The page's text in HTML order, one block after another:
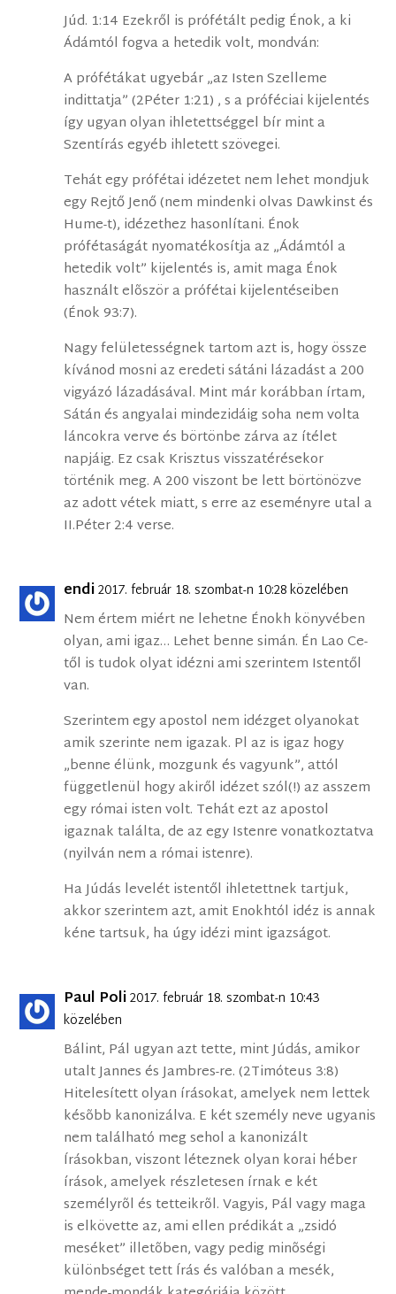
Júd. 1:14 Ezekről is prófétált pedig Énok, a ki
Ádámtól fogva a hetedik volt, mondván:
A prófétákat ugyebár „az Isten Szelleme
indittatja” (2Péter 1:21) , s a próféciai kijelentés
így ugyan olyan ihletettséggel bír mint a
Szentírás egyéb ihletett szövegei.
Tehát egy prófétai idézetet nem lehet mondjuk
egy Rejtő Jenő (nem mindenki olvas Dawkinst és
Hume-t), idézethez hasonlítani. Énok
prófétaságát nyomatékosítja az „Ádámtól a
hetedik volt” kijelentés is, amit maga Énok
használt elõször a prófétai kijelentéseiben
(Énok 93:7).
Nagy felületességnek tartom azt is, hogy össze
kívánod mosni az eredeti sátáni lázadást a 200
vigyázó lázadásával. Mint már korábban írtam,
Sátán és angyalai mindezidáig soha nem volta
láncokra verve és börtönbe zárva az ítélet
napjáig. Ez csak Krisztus visszatérésekor
történik meg. A 200 viszont be lett börtönözve
az adott vétek miatt, s erre az eseményre utal a
II.Péter 2:4 verse.
endi2017. február 18. szombat-n 10:28 közelében
Nem értem miért ne lehetne Énokh könyvében
olyan, ami igaz… Lehet benne simán. Én Lao Ce-
től is tudok olyat idézni ami szerintem Istentől
van.
Szerintem egy apostol nem idézget olyanokat
amik szerinte nem igazak. Pl az is igaz hogy
„benne élünk, mozgunk és vagyunk”, attól
függetlenül hogy akiről idézet szól(!) az asszem
egy római isten volt. Tehát ezt az apostol
igaznak találta, de az egy Istenre vonatkoztatva
(nyilván nem a római istenre).
Ha Júdás levelét istentől ihletettnek tartjuk,
akkor szerintem azt, amit Enokhtól idéz is annak
kéne tartsuk, ha úgy idézi mint igazságot.
Paul Poli2017. február 18. szombat-n 10:43
közelében
Bálint, Pál ugyan azt tette, mint Júdás, amikor
utalt Jannes és Jambres-re. (2Timóteus 3:8)
Hitelesített olyan írásokat, amelyek nem lettek
késõbb kanonizálva. E két személy neve ugyanis
nem található meg sehol a kanonizált
Írásokban, viszont léteznek olyan korai héber
írások, amelyek részletesen írnak e két
személyrõl és tetteikrõl. Vagyis, Pál vagy maga
is elkövette az, ami ellen prédikát a „zsidó
meséket” illetõben, vagy pedig minõségi
különbséget tett Írás és valóban a mesék,